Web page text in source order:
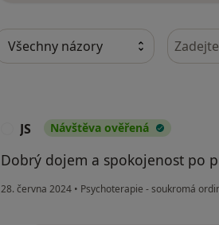
JS Návštěva ověřená
Dobrý dojem a spokojenost po
28. června 2024 • Psychoterapie - soukromá